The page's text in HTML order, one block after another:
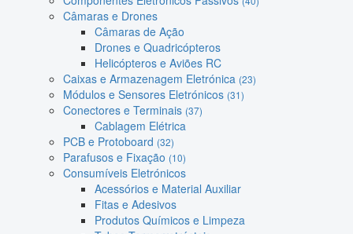
Câmaras e Drones
Câmaras de Ação
Drones e Quadricópteros
Helicópteros e Aviões RC
Caixas e Armazenagem Eletrónica (23)
Módulos e Sensores Eletrónicos (31)
Conectores e Terminais (37)
Cablagem Elétrica
PCB e Protoboard (32)
Parafusos e Fixação (10)
Consumíveis Eletrónicos
Acessórios e Material Auxiliar
Fitas e Adesivos
Produtos Químicos e Limpeza